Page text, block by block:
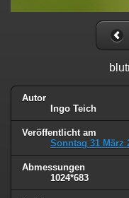
Autor
Ingo Teich
Veröffentlicht am
Sonntag 31 März
Abmessungen
1024*683